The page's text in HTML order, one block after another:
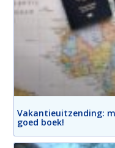
Vakantieuitzending:
goed boek!